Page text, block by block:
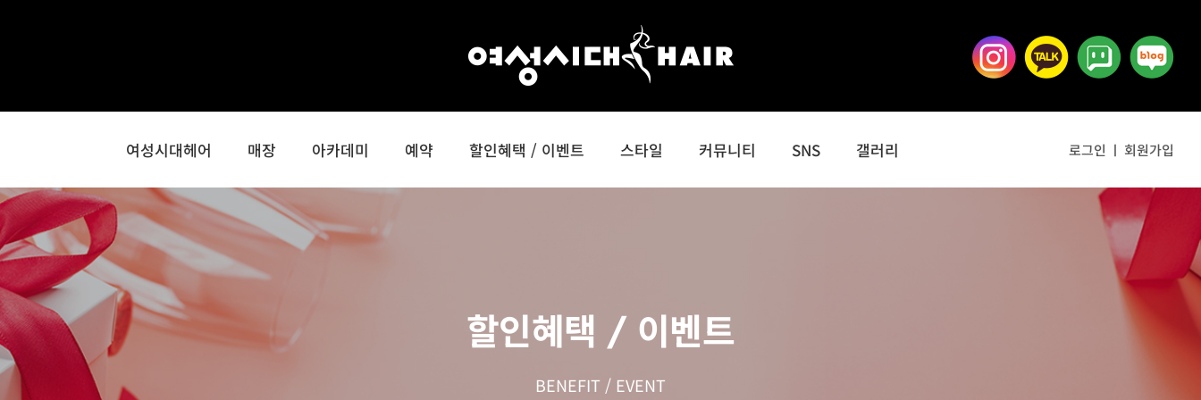
건
기
여성시대헤어 매장 아카데미 예약 할인혜택 / 이벤트 스타일 커뮤니티 SNS 갤러리 로그인 회원가입
할인혜택 / 이벤트
BENEFIT / EVENT